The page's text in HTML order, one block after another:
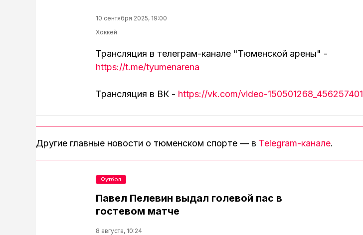
10 сентября 2025, 19:00
Хоккей
Трансляция в телеграм-канале "Тюменской арены" -
https://t.me/tyumenarena
Трансляция в ВК - https://vk.com/video-150501268_456257401
Другие главные новости о тюменском спорте — в Telegram-канале.
Павел Пелевин выдал голевой пас в
гостевом матче
8 августа, 10:24
Футбол